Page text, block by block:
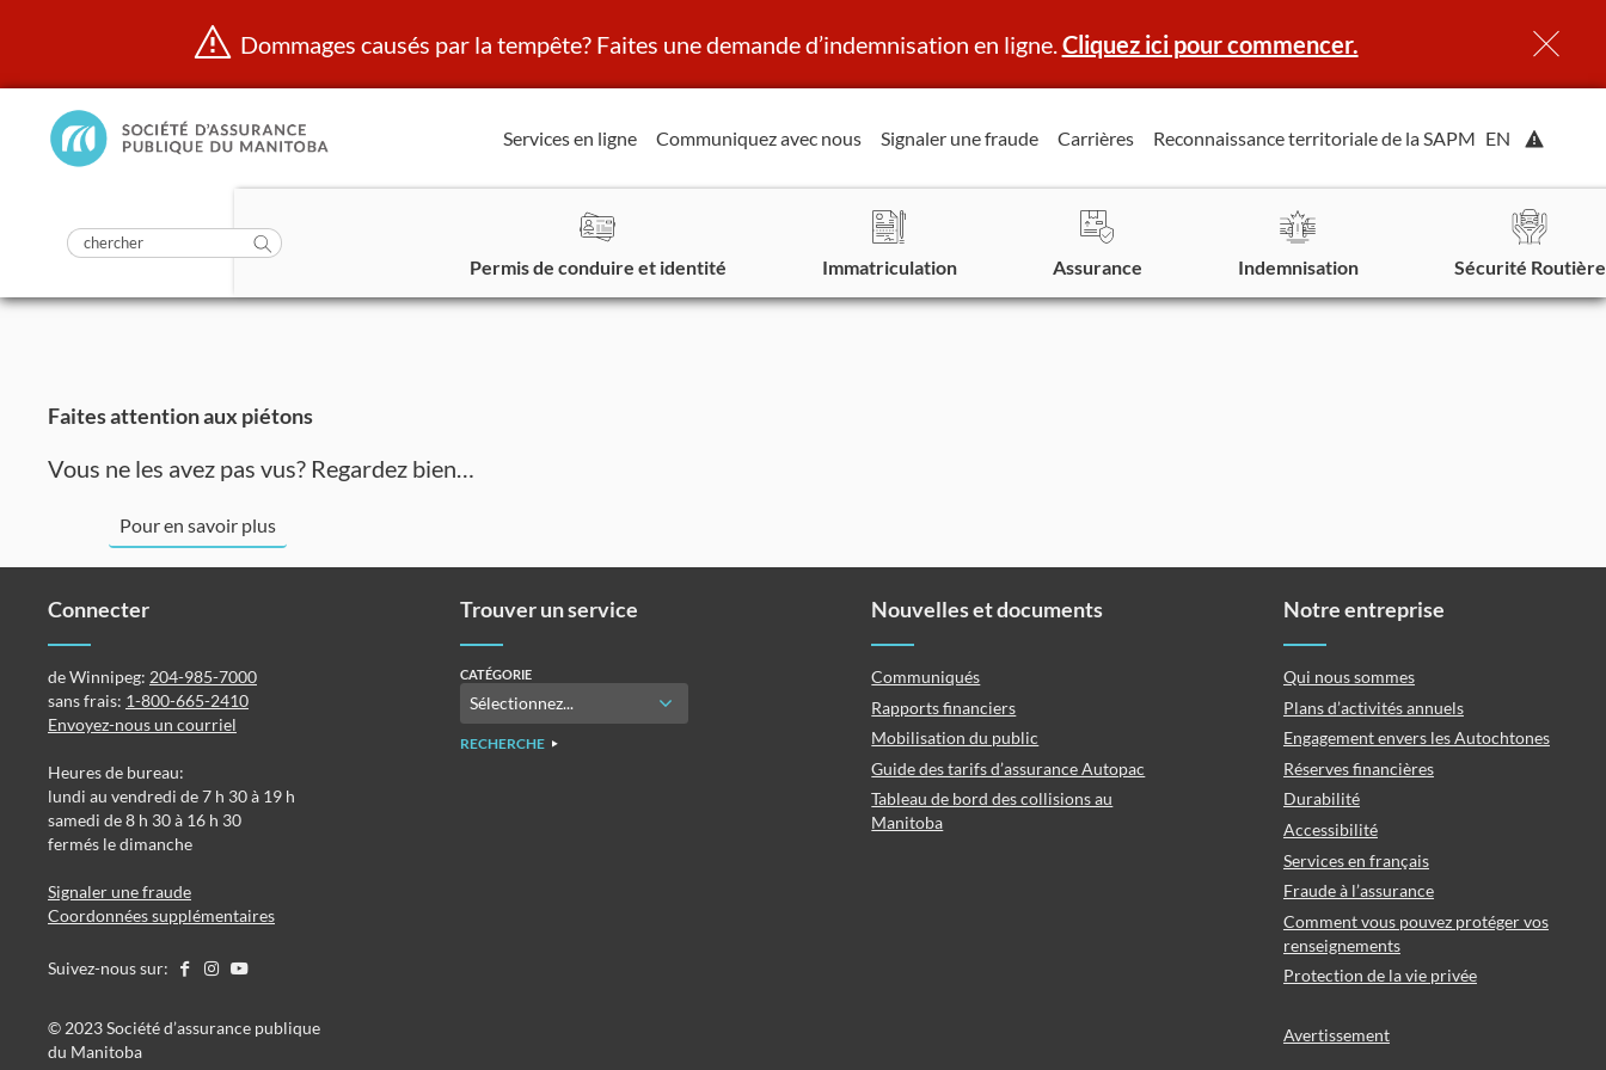
Aller
Dommages causés par la tempête? Faites une demande d’indemnisation en ligne.Cliquez ici pour commencer.
Manitoba
Public
Services en ligne Communiquez avec nous Signaler une fraude Carrières Reconnaissance territoriale de la SAPM EN
Rechercher
https://www.mpi.mb.ca/fr/
soumettre
la
recherche
Permis de conduire et identité Immatriculation Assurance Indemnisation Sécurité Routière
Faites attention aux piétons
Vous ne les avez pas vus? Regardez bien…
Pour en savoir plus
Connecter
de Winnipeg: 204-985-7000
sans frais: 1-800-665-2410
Envoyez-nous un courriel
Heures de bureau:
lundi au vendredi de 7 h 30 à 19 h
samedi de 8 h 30 à 16 h 30
fermés le dimanche
Signaler une fraude
Coordonnées supplémentaires
Suivez-nous sur:
©️️ 2023 Société d’assurance publique
du Manitoba
Trouver un service
CATÉGORIE
RECHERCHE
Nouvelles et documents
Communiqués
Rapports financiers
Mobilisation du public
Guide des tarifs d’assurance Autopac
Tableau de bord des collisions au
Manitoba
Notre entreprise
Qui nous sommes
Plans d’activités annuels
Engagement envers les Autochtones
Réserves financières
Durabilité
Accessibilité
Services en français
Fraude à l’assurance
Comment vous pouvez protéger vos
renseignements
Protection de la vie privée
Avertissement